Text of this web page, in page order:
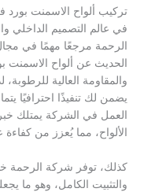
تركيب ألواح الاسمنت بورد
في عالم التصميم الداخلي
الرحمة مرجعًا مهمًا في
الحديث عن ألواح الاسمنت
والمقاومة العالية
يضمن لك تنفيذًا احترافيًا
العمل في الشركة يمتلك
الألواح، مما يُعزز من
كذلك، توفر شركة الرحمة
والتثبيت الكامل، وهو ما